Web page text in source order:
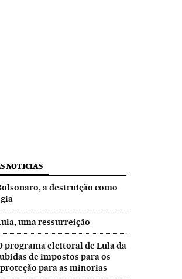
NOTICIAS
a destruição como
uma ressurreição
programa eleitoral de Lula da
de impostos para os
para as minorias